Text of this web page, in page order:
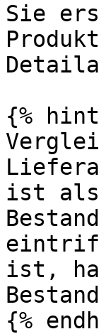
Sie
{%
ist als
ist,
{%